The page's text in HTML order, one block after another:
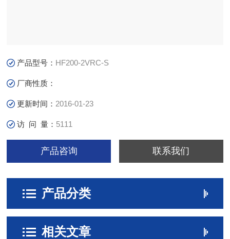
产品型号： HF200-2VRC-S
厂商性质：
更新时间： 2016-01-23
访 问 量： 5111
产品咨询 联系我们
产品分类
相关文章